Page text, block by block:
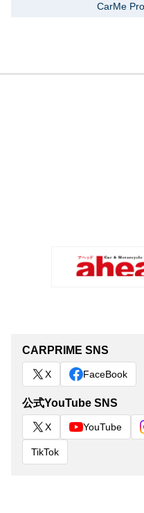
CarMe
CARPRIME SNS
X FaceBook
公式YouTube SNS
X YouTube
TikTok